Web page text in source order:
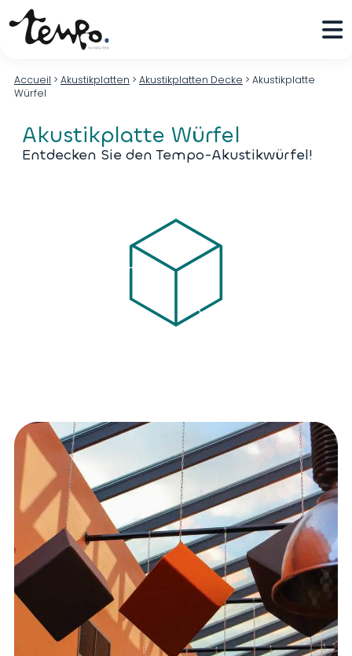
Accueil > Akustikplatten > Akustikplatten Decke > Akustikplatte
Würfel
Akustikplatte Würfel
Entdecken Sie den Tempo-Akustikwürfel!